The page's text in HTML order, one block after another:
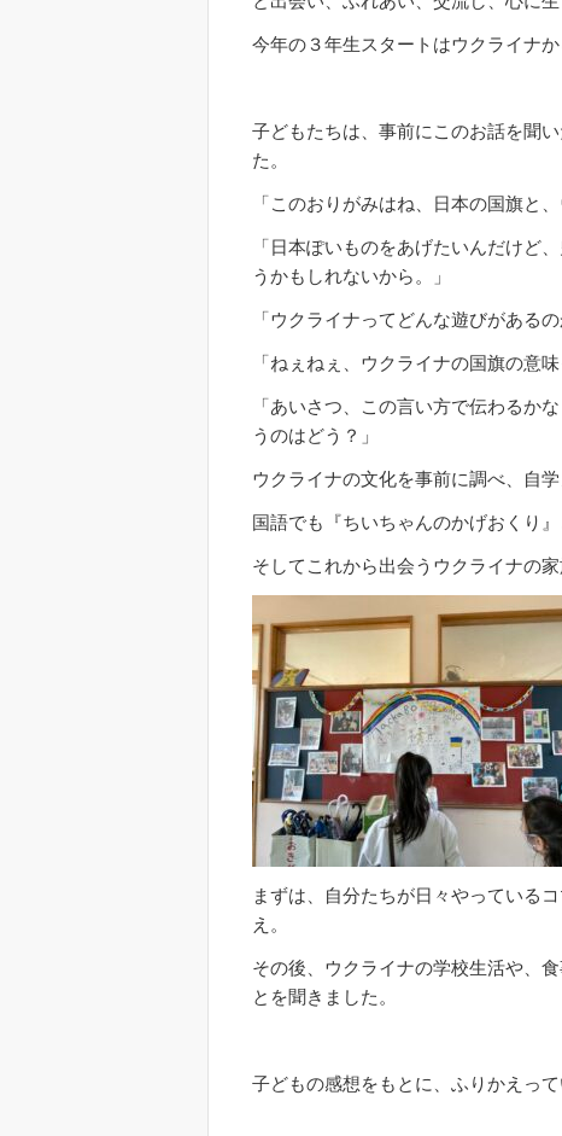
今年の３年生スタートはウクライナ
子どもたちは、事前にこのお話を聞
た。
「このおりがみはね、日本の国旗と
「日本ぽいものをあげたいんだけど
うかもしれないから。」
「ウクライナってどんな遊びがある
「ねぇねぇ、ウクライナの国旗の意
「あいさつ、この言い方で伝わるか
うのはどう？」
ウクライナの文化を事前に調べ、自学
国語でも『ちいちゃんのかげおくり
そしてこれから出会うウクライナの
まずは、自分たちが日々やっている
え。
その後、ウクライナの学校生活や、
とを聞きました。
子どもの感想をもとに、ふりかえって